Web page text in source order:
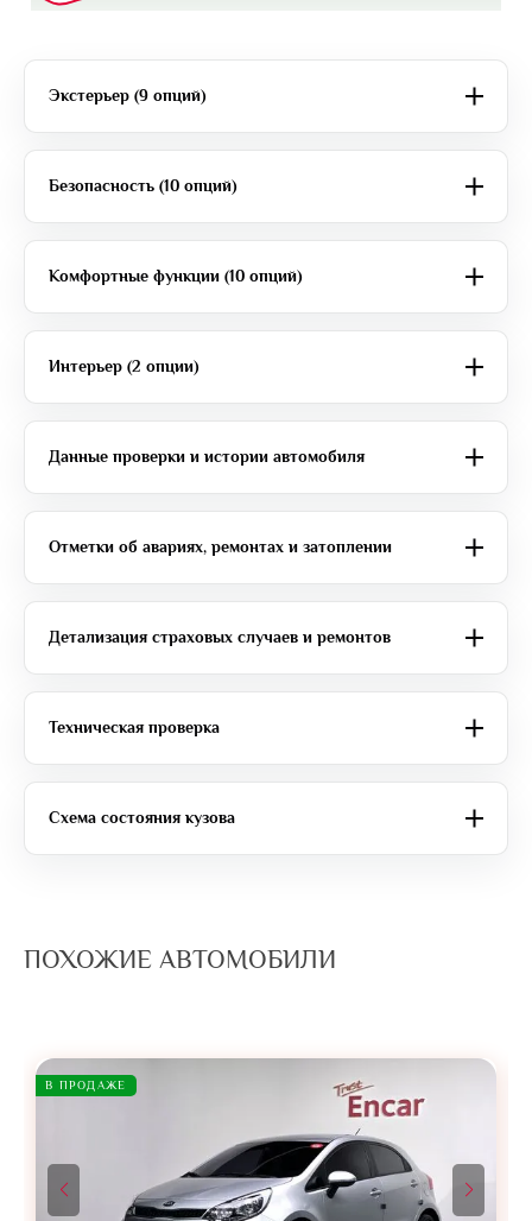
Экстерьер (9 опций)
Безопасность (10 опций)
Комфортные функции (10 опций)
Интерьер (2 опции)
Данные проверки и истории автомобиля
Отметки об авариях, ремонтах и затоплении
Детализация страховых случаев и ремонтов
Техническая проверка
Схема состояния кузова
ПОХОЖИЕ АВТОМОБИЛИ
В ПРОДАЖЕ